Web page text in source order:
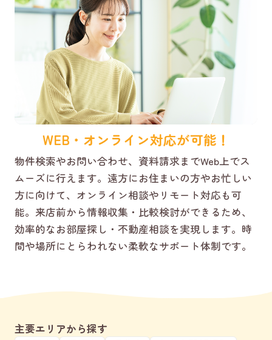
WEB・オンライン対応が可能！
物件検索やお問い合わせ、資料請求までWeb上でス
ムーズに行えます。遠方にお住まいの方やお忙しい
方に向けて、オンライン相談やリモート対応も可
能。来店前から情報収集・比較検討ができるため、
効率的なお部屋探し・不動産相談を実現します。時
間や場所にとらわれない柔軟なサポート体制です。
主要エリアから探す